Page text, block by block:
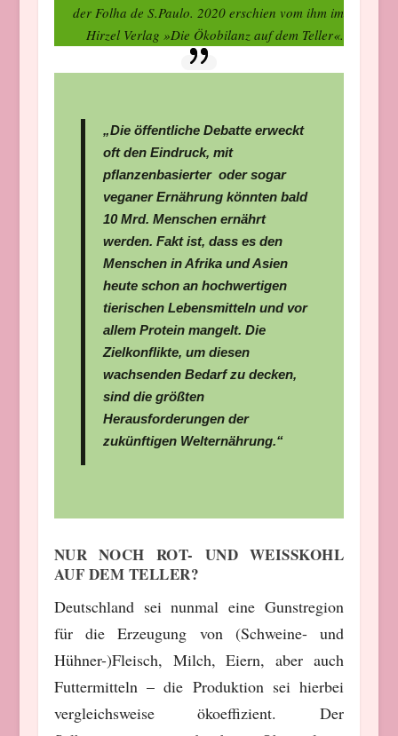
der Folha de S.Paulo. 2020 erschien vom ihm im
Hirzel Verlag »Die Ökobilanz auf dem Teller«.
„Die öffentliche Debatte erweckt
oft den Eindruck, mit
pflanzenbasierter oder sogar
veganer Ernährung könnten bald
10 Mrd. Menschen ernährt
werden. Fakt ist, dass es den
Menschen in Afrika und Asien
heute schon an hochwertigen
tierischen Lebensmitteln und vor
allem Protein mangelt. Die
Zielkonflikte, um diesen
wachsenden Bedarf zu decken,
sind die größten
Herausforderungen der
zukünftigen Welternährung.“
NUR NOCH ROT- UND WEISSKOHL A
UF DEM TELLER?
Deutschland sei nunmal eine Gunstregion
für die Erzeugung von (Schweine- und
Hühner-)Fleisch, Milch, Eiern, aber auch
Futtermitteln – die Produktion sei hierbei
vergleichsweise ökoeffizient. Der